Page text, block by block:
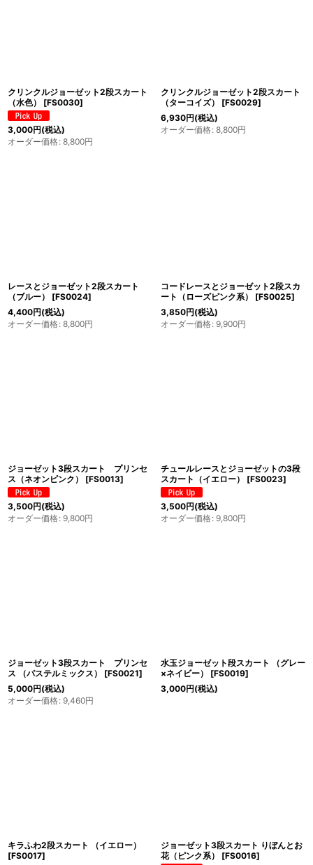
クリンクルジョーゼット2段スカート
（水色）
[FS0030]
3,000円(税込)
オーダー価格: 8,800円
クリンクルジョーゼット2段スカート
（ターコイズ）
[FS0029]
6,930円(税込)
オーダー価格: 8,800円
レースとジョーゼット2段スカート
（ブルー）
[FS0024]
4,400円(税込)
オーダー価格: 8,800円
コードレースとジョーゼット2段スカ
ート（ローズピンク系）
[FS0025]
3,850円(税込)
オーダー価格: 9,900円
ジョーゼット3段スカート プリンセ
ス（ネオンピンク）
[FS0013]
3,500円(税込)
オーダー価格: 9,800円
チュールレースとジョーゼットの3段
スカート（イエロー）
[FS0023]
3,500円(税込)
オーダー価格: 9,800円
ジョーゼット3段スカート プリンセ
ス （パステルミックス）
[FS0021]
5,000円(税込)
オーダー価格: 9,460円
水玉ジョーゼット段スカート （グレー
×ネイビー）
[FS0019]
3,000円(税込)
キラふわ2段スカート （イエロー）
[FS0017]
ジョーゼット3段スカート りぼんとお
花（ピンク系）
[FS0016]